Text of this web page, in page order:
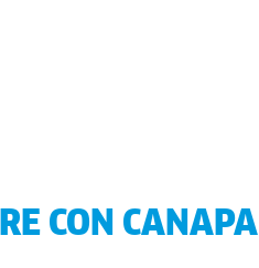
CON CANAPA